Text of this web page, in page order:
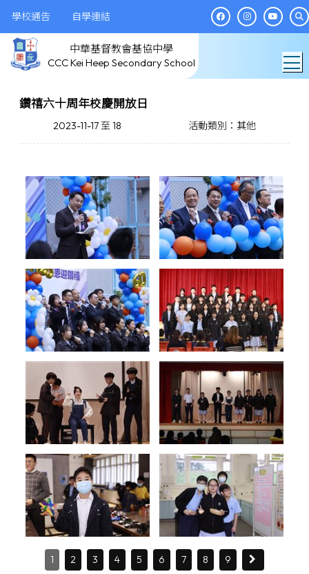
學校通告 自學連結
中華基督教會基協中學
CCC Kei Heep Secondary School
鑽禧六十周年校慶開放日
2023-11-17 至 18 活動類別：其他
1 2 3 4 5 6 7 8 9